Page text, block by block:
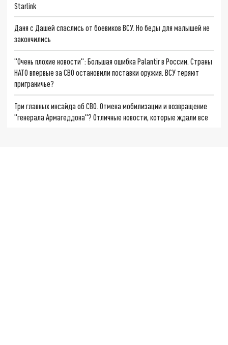
Starlink
Даня с Дашей спаслись от боевиков ВСУ. Но беды для малышей не
закончились
"Очень плохие новости": Большая ошибка Palantir в России. Страны
НАТО впервые за СВО остановили поставки оружия. ВСУ теряют
приграничье?
Три главных инсайда об СВО. Отмена мобилизации и возвращение
"генерала Армагеддона"? Отличные новости, которые ждали все